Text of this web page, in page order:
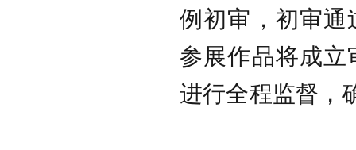
例初审，初审
参展作品将成
进行全程监督，